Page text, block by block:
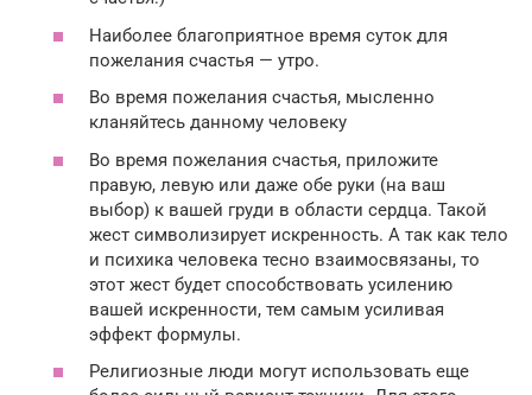
Наиболее благоприятное время суток для
пожелания счастья — утро.
Во время пожелания счастья, мысленно
кланяйтесь данному человеку
Во время пожелания счастья, приложите
правую, левую или даже обе руки (на ваш
выбор) к вашей груди в области сердца. Такой
жест символизирует искренность. А так как тело
и психика человека тесно взаимосвязаны, то
этот жест будет способствовать усилению
вашей искренности, тем самым усиливая
эффект формулы.
Религиозные люди могут использовать еще